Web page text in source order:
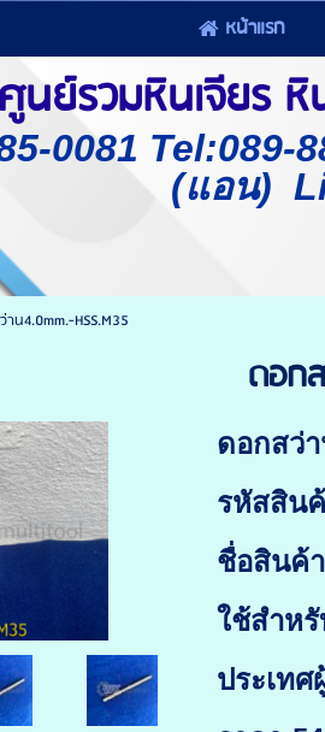
หน้าแรก
นย์รวมหินเจียร
0081 Tel:089-
(แอน)
น4.0mm.-HSS.M35
ดอก
ดอกสว่า
รหัสสิน
ชื่อสินค้
ใช้สำหรั
ประเท